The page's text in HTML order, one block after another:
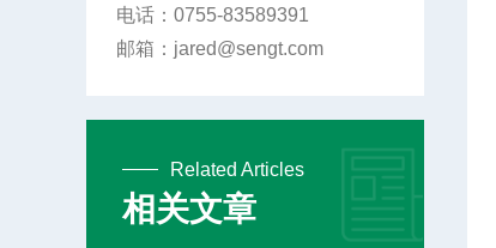
电话：0755-83589391
邮箱：jared@sengt.com
Related Articles
相关文章